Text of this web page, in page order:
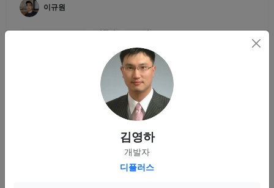
이규원
IAsyncEnumerable 비동기 스트림
YARP를 이용한 리버스 프록시 서버 구축
YARP(Yet Another Reverse Proxy)는 쉽고 빠르게 프록시 서버를 구축할
수 있는 리버스 프록시 도구입니다. 기본적인...
김영하
개발자
디플러스